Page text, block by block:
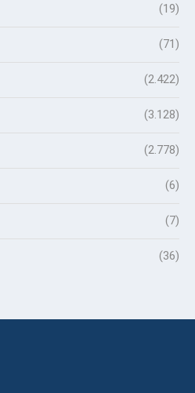
(19)
(71)
(2.422)
(3.128)
(2.778)
(6)
(7)
(36)